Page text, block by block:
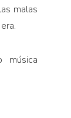
malas
música